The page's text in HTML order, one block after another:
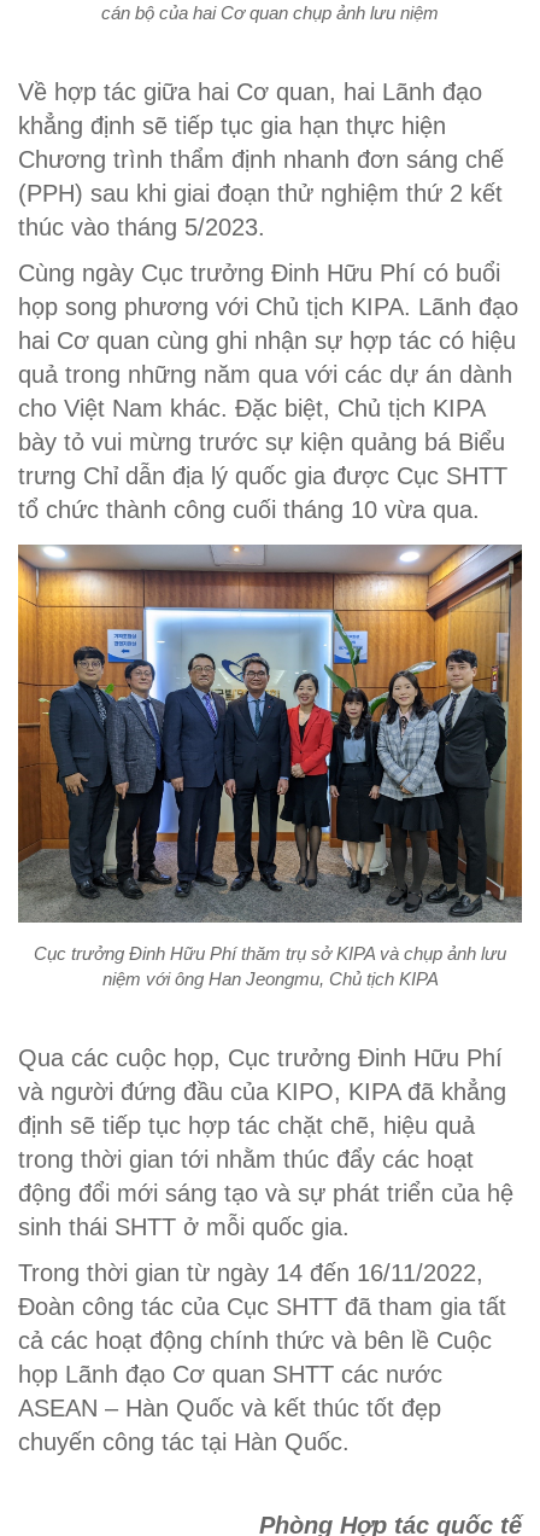
cán bộ của hai Cơ quan chụp ảnh lưu niệm
Về hợp tác giữa hai Cơ quan, hai Lãnh đạo
khẳng định sẽ tiếp tục gia hạn thực hiện
Chương trình thẩm định nhanh đơn sáng chế
(PPH) sau khi giai đoạn thử nghiệm thứ 2 kết
thúc vào tháng 5/2023.
Cùng ngày Cục trưởng Đinh Hữu Phí có buổi
họp song phương với Chủ tịch KIPA. Lãnh đạo
hai Cơ quan cùng ghi nhận sự hợp tác có hiệu
quả trong những năm qua với các dự án dành
cho Việt Nam khác. Đặc biệt, Chủ tịch KIPA
bày tỏ vui mừng trước sự kiện quảng bá Biểu
trưng Chỉ dẫn địa lý quốc gia được Cục SHTT
tổ chức thành công cuối tháng 10 vừa qua.
Cục trưởng Đinh Hữu Phí thăm trụ sở KIPA và chụp ảnh lưu
niệm với ông Han Jeongmu, Chủ tịch KIPA
Qua các cuộc họp, Cục trưởng Đinh Hữu Phí
và người đứng đầu của KIPO, KIPA đã khẳng
định sẽ tiếp tục hợp tác chặt chẽ, hiệu quả
trong thời gian tới nhằm thúc đẩy các hoạt
động đổi mới sáng tạo và sự phát triển của hệ
sinh thái SHTT ở mỗi quốc gia.
Trong thời gian từ ngày 14 đến 16/11/2022,
Đoàn công tác của Cục SHTT đã tham gia tất
cả các hoạt động chính thức và bên lề Cuộc
họp Lãnh đạo Cơ quan SHTT các nước
ASEAN – Hàn Quốc và kết thúc tốt đẹp
chuyến công tác tại Hàn Quốc.
Phòng Hợp tác quốc tế